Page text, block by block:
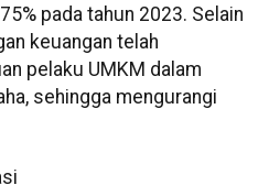
pada tahun 2023. Selain
keuangan telah
pelaku UMKM dalam
sehingga mengurangi